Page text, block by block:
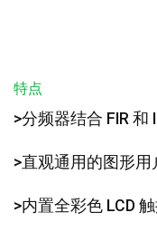
特点
>分频器结合 FIR 和
>直观通用的图形用
>内置全彩色 LCD